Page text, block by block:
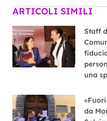
ARTICOLI SIMILI
Staff
una
da